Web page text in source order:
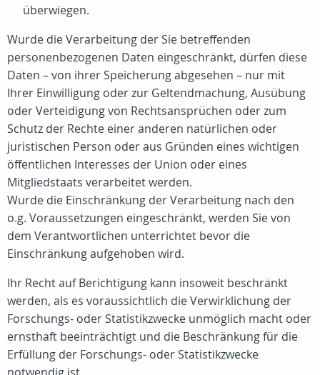
überwiegen.
Wurde die Verarbeitung der Sie betreffenden
personenbezogenen Daten eingeschränkt, dürfen diese
Daten – von ihrer Speicherung abgesehen – nur mit
Ihrer Einwilligung oder zur Geltendmachung, Ausübung
oder Verteidigung von Rechtsansprüchen oder zum
Schutz der Rechte einer anderen natürlichen oder
juristischen Person oder aus Gründen eines wichtigen
öffentlichen Interesses der Union oder eines
Mitgliedstaats verarbeitet werden.
Wurde die Einschränkung der Verarbeitung nach den
o.g. Voraussetzungen eingeschränkt, werden Sie von
dem Verantwortlichen unterrichtet bevor die
Einschränkung aufgehoben wird.
Ihr Recht auf Berichtigung kann insoweit beschränkt
werden, als es voraussichtlich die Verwirklichung der
Forschungs- oder Statistikzwecke unmöglich macht oder
ernsthaft beeinträchtigt und die Beschränkung für die
Erfüllung der Forschungs- oder Statistikzwecke